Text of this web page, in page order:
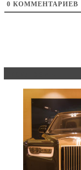
0 КОММЕНТАРИЕВ